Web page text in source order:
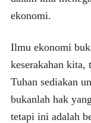
ekonomi.
Ilmu ekonomi
keserakahan kita,
Tuhan sediakan
bukanlah hak
tetapi ini adalah